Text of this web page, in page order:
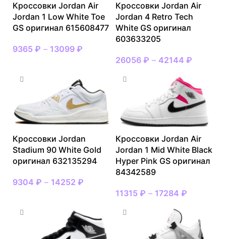
Кроссовки Jordan Air
Jordan 1 Low White Toe
GS оригинал 615608477
9365 ₽ – 13099 ₽
Кроссовки Jordan Air
Jordan 4 Retro Tech
White GS оригинал
603633205
26056 ₽ – 42144 ₽
Кроссовки Jordan
Stadium 90 White Gold
оригинал 632135294
9304 ₽ – 14252 ₽
Кроссовки Jordan Air
Jordan 1 Mid White Black
Hyper Pink GS оригинал
84342589
11315 ₽ – 17284 ₽